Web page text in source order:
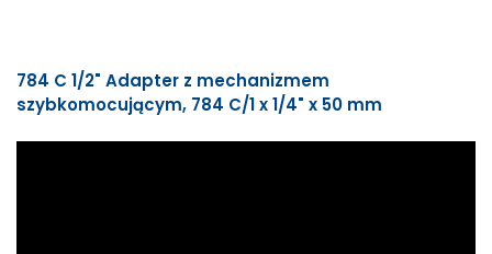
784 C 1/2" Adapter z mechanizmem
szybkomocującym, 784 C/1 x 1/4" x 50 mm